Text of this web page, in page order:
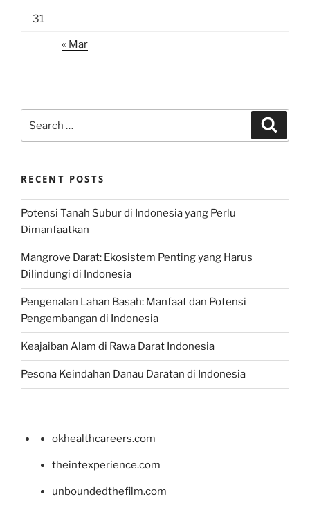
31
« Mar
for:
RECENT POSTS
Potensi Tanah Subur di Indonesia yang Perlu
Dimanfaatkan
Mangrove Darat: Ekosistem Penting yang Harus
Dilindungi di Indonesia
Pengenalan Lahan Basah: Manfaat dan Potensi
Pengembangan di Indonesia
Keajaiban Alam di Rawa Darat Indonesia
Pesona Keindahan Danau Daratan di Indonesia
okhealthcareers.com
theintexperience.com
unboundedthefilm.com